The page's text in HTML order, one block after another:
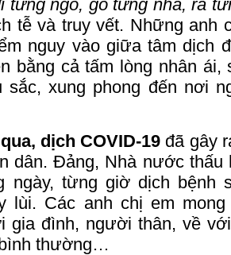
từng ngõ, gõ từng nhà, rà
tễ và truy vết. Những anh
nguy vào giữa tâm dịch
bằng cả tấm lòng nhân ái,
xung phong đến nơi
dịch COVID-19 đã gây
dân. Đảng, Nhà nước thấu
ngày, từng giờ dịch bệnh
lùi. Các anh chị em
gia đình, người thân, về
thường…